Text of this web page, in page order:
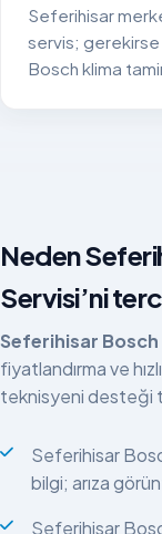
Seferihisar
servis;
Bosch klima
Neden
Servisi’ni
Seferihisar Bosch
fiyatlandırma ve
teknisyeni desteği
Seferihisar
bilgi; arıza
Seferihisar